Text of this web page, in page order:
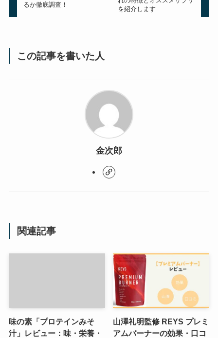
るか徹底調査！
を紹介します
この記事を書いた人
金次郎
関連記事
味の素「プロテインみそ
汁」レビュー：味・栄養・
山澤礼明監修 REYS プレミ
アムバーナーの効果・口コ